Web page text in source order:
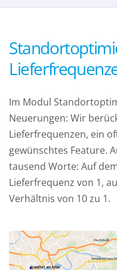
Im Modul
Neuerungen: Wir
Lieferfrequenzen, ein
gewünschtes Feature.
tausend Worte: Auf
Lieferfrequenz von 1,
Verhältnis von 10 zu 1.